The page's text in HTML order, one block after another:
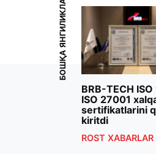
БОШҚА ЯНГИЛИКЛАР
BRB-TECH
ISO 27001
sertifikatlarini
kiritdi
ROST XABARLAR